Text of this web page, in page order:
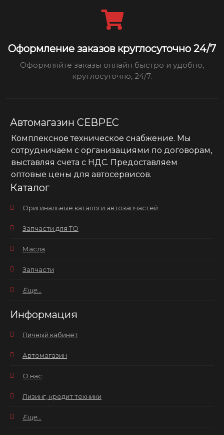
Оформление заказов круглосуточно 24/7
Оформляйте заказы онлайн быстро и удобно,
круглосуточно, 24/7.
Автомагазин СЕВРЕС
Комплексное техническое снабжение. Мы
сотрудничаем с организациями по договорам,
выставляя счета с НДС. Предоставляем
оптовые цены для автосервисов.
Каталог
Оригинальные каталоги автозапчастей
Запчасти для ТО
Масла
Запчасти
Еще...
Информация
Личный кабинет
Автомагазин
О нас
Лизинг, кредит техники
Еще...